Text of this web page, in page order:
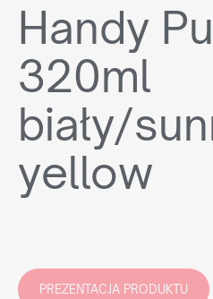
Handy
320ml
biały/
yellow
PREZENTACJA PRODUKTU